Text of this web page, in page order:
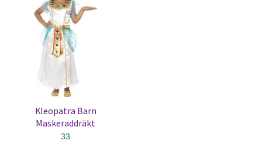
Kleopatra Barn
Maskeraddräkt
33